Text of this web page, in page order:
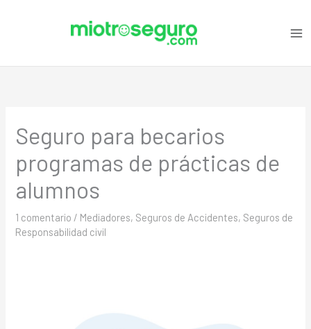
Seguro para becarios
programas de prácticas de
alumnos
1 comentario / Mediadores, Seguros de Accidentes, Seguros de
Responsabilidad civil
e
r
a
s